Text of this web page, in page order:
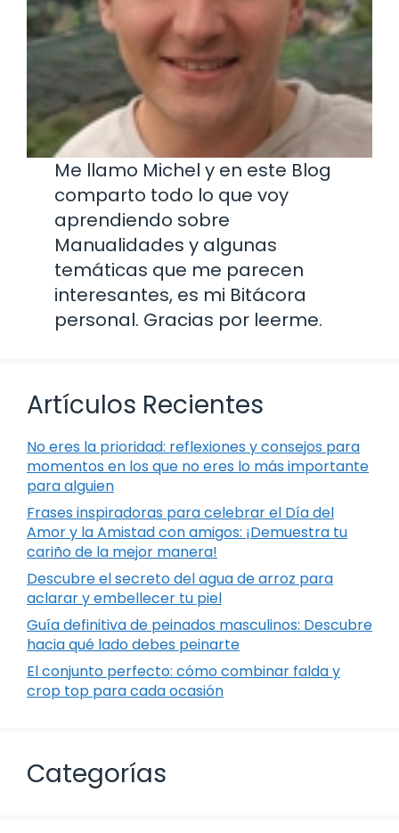
Me llamo Michel y en este Blog
comparto todo lo que voy
aprendiendo sobre
Manualidades y algunas
temáticas que me parecen
interesantes, es mi Bitácora
personal. Gracias por leerme.
Artículos Recientes
No eres la prioridad: reflexiones y consejos para
momentos en los que no eres lo más importante
para alguien
Frases inspiradoras para celebrar el Día del
Amor y la Amistad con amigos: ¡Demuestra tu
cariño de la mejor manera!
Descubre el secreto del agua de arroz para
aclarar y embellecer tu piel
Guía definitiva de peinados masculinos: Descubre
hacia qué lado debes peinarte
El conjunto perfecto: cómo combinar falda y
crop top para cada ocasión
Categorías